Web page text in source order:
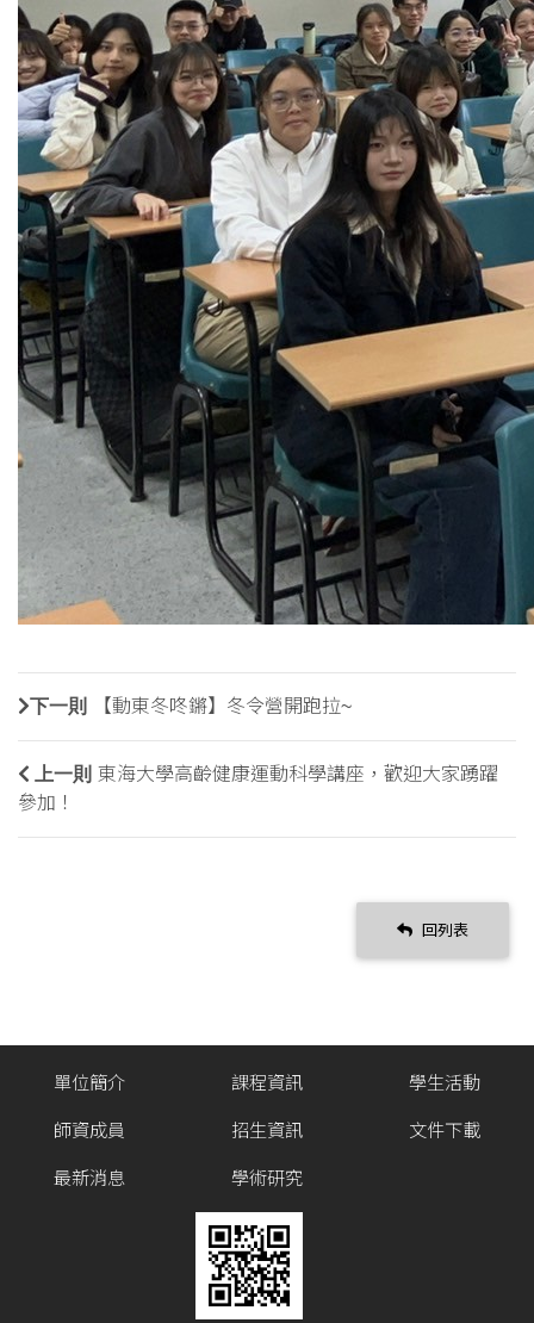
下一則 【動東冬咚鏘】冬令營開跑拉~
上一則 東海大學高齡健康運動科學講座，歡迎大家踴躍
參加！
回列表
單位簡介
師資成員
最新消息
課程資訊
招生資訊
學術研究
學生活動
文件下載